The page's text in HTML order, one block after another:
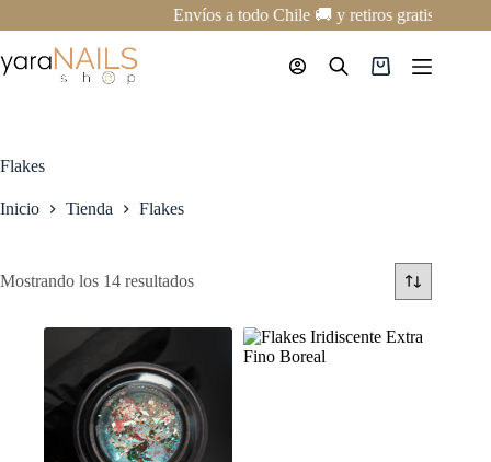
al
contenido
Envíos a todo Chile 🚚 y retiros gratis en
Carro
Flakes
Inicio Tienda Flakes
Mostrando los 14 resultados